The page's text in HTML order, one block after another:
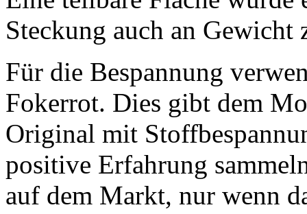
Steckung auch an Gewicht
Für die Bespannung
Fokerrot. Dies gibt dem
Original mit
positive Erfahrung
auf dem Markt, nur wenn